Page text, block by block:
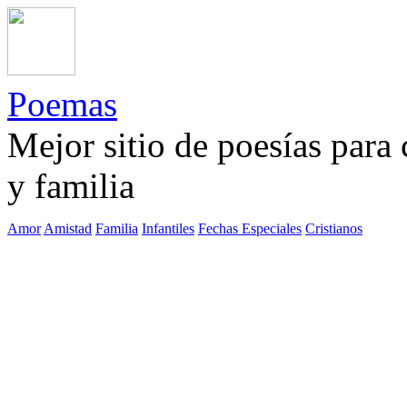
Poemas
Mejor sitio de poesías
y familia
Amor Amistad Familia Infantiles Fechas Especiales Cristianos